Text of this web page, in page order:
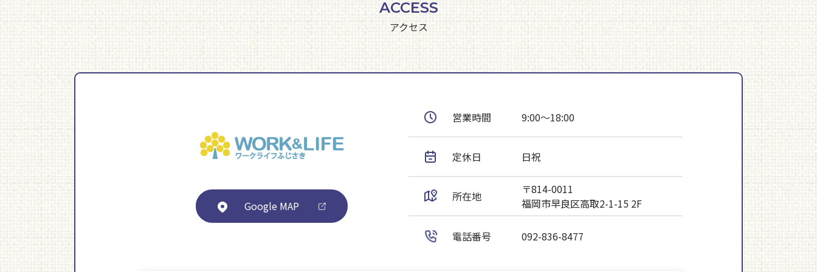
ACCESS
アクセス
Google MAP
営業時間 9:00～18:00
定休日 日祝
所在地
〒814-0011
福岡市早良区高取2-1-15 2F
電話番号 092-836-8477